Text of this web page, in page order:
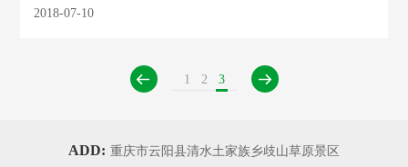
的游客参加。
2018-07-10
 1 2 3 
ADD: 重庆市云阳县清水土家族乡歧山草原景区